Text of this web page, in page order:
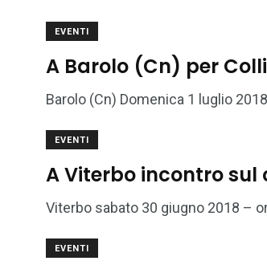
EVENTI
A Barolo (Cn) per
Barolo (Cn) Domenica 1 luglio
EVENTI
A Viterbo incontro
Viterbo sabato 30 giugno 2018 –
EVENTI